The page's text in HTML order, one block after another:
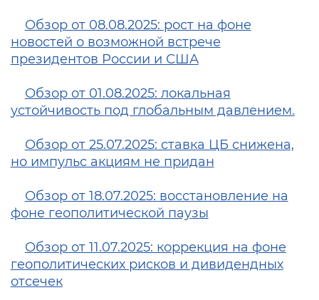
Обзор от 08.08.2025: рост на фоне
новостей о возможной встрече
президентов России и США
Обзор от 01.08.2025: локальная
устойчивость под глобальным давлением.
Обзор от 25.07.2025: ставка ЦБ снижена,
но импульс акциям не придан
Обзор от 18.07.2025: восстановление на
фоне геополитической паузы
Обзор от 11.07.2025: коррекция на фоне
геополитических рисков и дивидендных
отсечек